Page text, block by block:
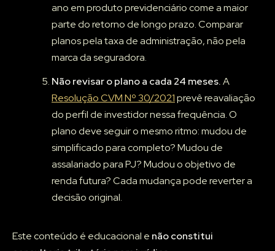
ano em produto previdenciário come a maior
parte do retorno de longo prazo. Comparar
planos pela taxa de administração, não pela
marca da seguradora.
Não revisar o plano a cada 24 meses.A
Resolução CVM Nº 30/2021prevê reavaliação
do perfil de investidor nessa frequência. O
plano deve seguir o mesmo ritmo: mudou de
simplificado para completo? Mudou de
assalariado para PJ? Mudou o objetivo de
renda futura? Cada mudança pode reverter a
decisão original.
Este conteúdo é educacional e não constitui